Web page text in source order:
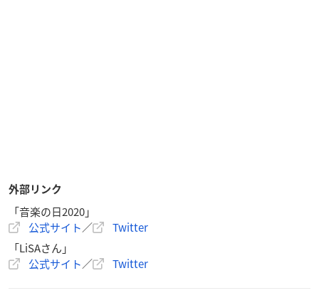
外部リンク
「音楽の日2020」
公式サイト／
Twitter
「LiSAさん」
公式サイト／ Twitter